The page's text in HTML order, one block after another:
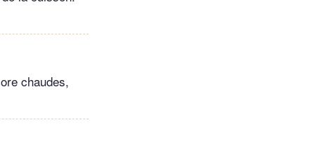
chaudes,